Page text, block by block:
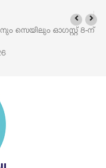
സെയിലും ഓഗസ്റ്റ് 8-ന്